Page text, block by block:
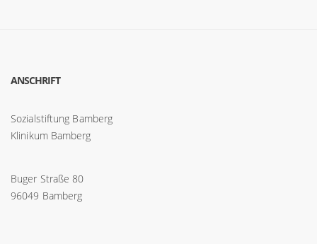
ANSCHRIFT
Sozialstiftung Bamberg
Klinikum Bamberg
Buger Straße 80
96049 Bamberg